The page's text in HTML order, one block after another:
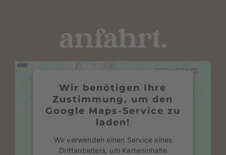
anfahrt.
Wir benötigen Ihre
Zustimmung, um den
Google Maps-Service zu
laden!
Wir verwenden einen Service eines
Drittanbieters, um Karteninhalte